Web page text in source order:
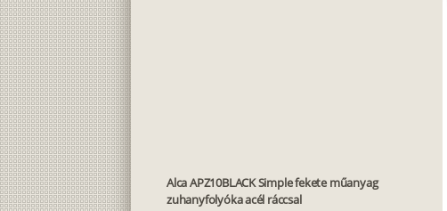
Alca APZ10BLACK Simple fekete műanyag
zuhanyfolyóka acél ráccsal